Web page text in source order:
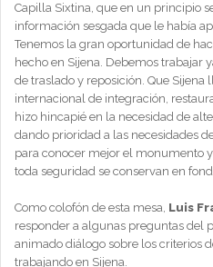
Capilla Sixtina, que en un principio
información sesgada que le había
Tenemos la gran oportunidad de
hecho en Sijena. Debemos trabajar
de traslado y reposición. Que
internacional de integración,
hizo hincapié en la necesidad de
dando prioridad a las necesidades
para conocer mejor el monumento
toda seguridad se conservan en
Como colofón de esta mesa, Luis
responder a algunas preguntas del
animado diálogo sobre los criterios
trabajando en Sijena.